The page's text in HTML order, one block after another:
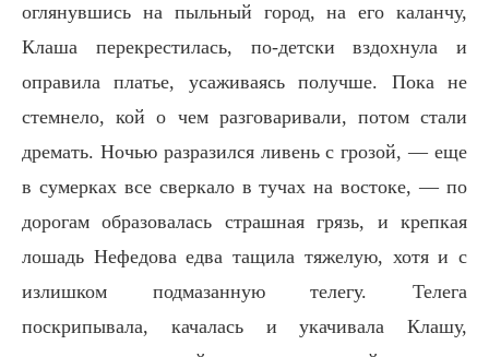
оглянувшись на пыльный город, на его каланчу,
Клаша перекрестилась, по-детски вздохнула и
оправила платье, усаживаясь получше. Пока не
стемнело, кой о чем разговаривали, потом стали
дремать. Ночью разразился ливень с грозой, — еще
в сумерках все сверкало в тучах на востоке, — по
дорогам образовалась страшная грязь, и крепкая
лошадь Нефедова едва тащила тяжелую, хотя и с
излишком подмазанную телегу. Телега
поскрипывала, качалась и укачивала Клашу,